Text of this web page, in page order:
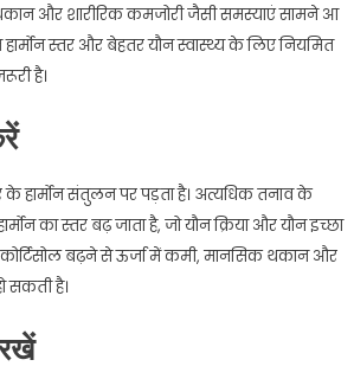
और शारीरिक कमजोरी जैसी समस्याएं सामने आ
स्तर और बेहतर यौन स्वास्थ्य के लिए नियमित
है।
के हार्मोन संतुलन पर पड़ता है। अत्यधिक तनाव के
का स्तर बढ़ जाता है, जो यौन क्रिया और यौन इच्छा
कोर्टिसोल बढ़ने से ऊर्जा में कमी, मानसिक थकान और
सकती है।